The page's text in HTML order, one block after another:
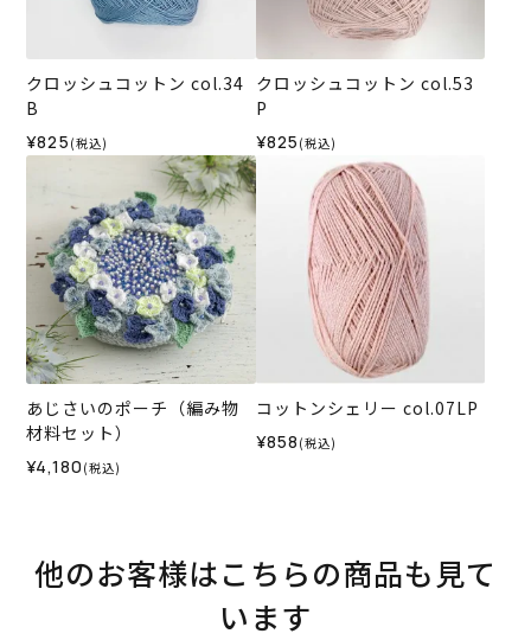
クロッシュコットン col.34
B
¥825 (税込)
クロッシュコットン col.53
P
¥825 (税込)
あじさいのポーチ（編み物
材料セット）
¥4,180 (税込)
コットンシェリー col.07LP
¥858 (税込)
他のお客様はこちらの商品も見て
います